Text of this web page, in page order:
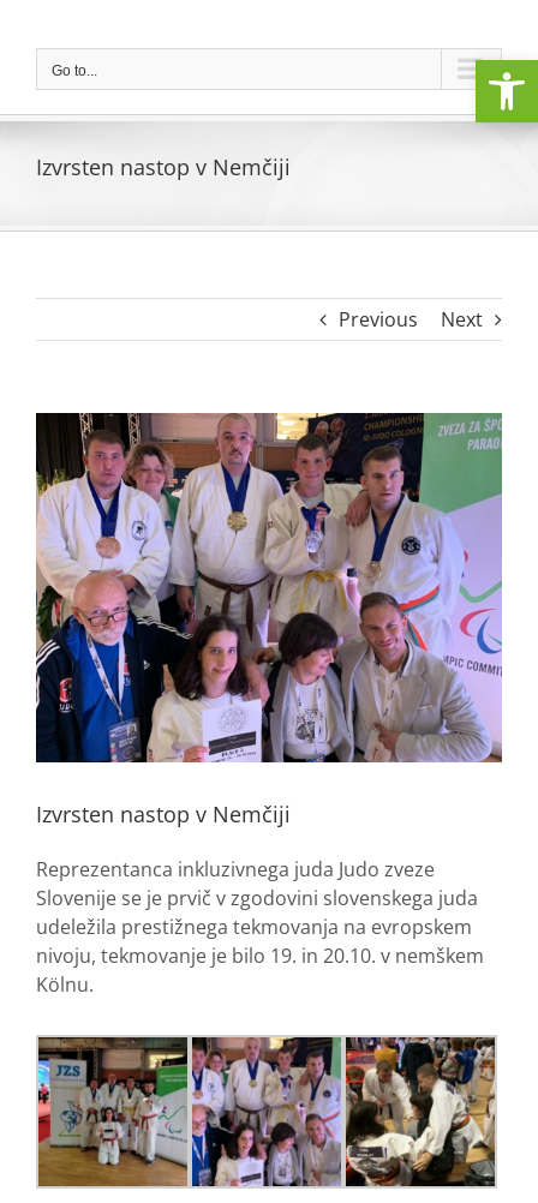
contentGo to...
Izvrsten nastop v Nemčiji
Previous Next
Larger
Image
Izvrsten nastop v Nemčiji
Reprezentanca inkluzivnega juda Judo zveze
Slovenije se je prvič v zgodovini slovenskega juda
udeležila prestižnega tekmovanja na evropskem
nivoju, tekmovanje je bilo 19. in 20.10. v nemškem
Kölnu.